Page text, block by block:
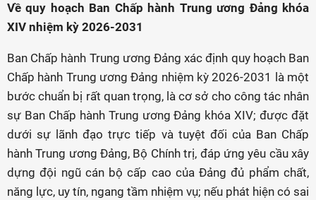
Về quy hoạch Ban Chấp hành Trung ương Đảng khóa
XIV nhiệm kỳ 2026-2031
Ban Chấp hành Trung ương Đảng xác định quy hoạch Ban
Chấp hành Trung ương Đảng nhiệm kỳ 2026-2031 là một
bước chuẩn bị rất quan trọng, là cơ sở cho công tác nhân
sự Ban Chấp hành Trung ương Đảng khóa XIV; được đặt
dưới sự lãnh đạo trực tiếp và tuyệt đối của Ban Chấp
hành Trung ương Đảng, Bộ Chính trị, đáp ứng yêu cầu xây
dựng đội ngũ cán bộ cấp cao của Đảng đủ phẩm chất,
năng lực, uy tín, ngang tầm nhiệm vụ; nếu phát hiện có sai